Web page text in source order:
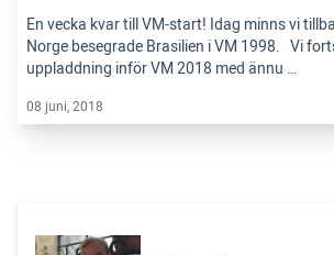
En vecka kvar till VM-start! Idag minns vi
Norge besegrade Brasilien i VM 1998. Vi
uppladdning inför VM 2018 med ännu …
08 juni, 2018